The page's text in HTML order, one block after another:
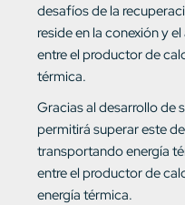
desafíos de la
reside en la conexión y
entre el productor de
térmica.
Gracias al desarrollo de
permitirá superar este
transportando energía
entre el productor de
energía térmica.